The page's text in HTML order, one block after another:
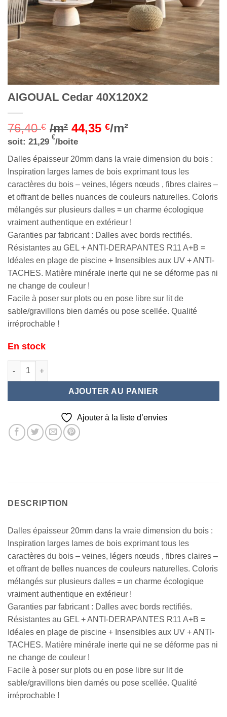
AIGOUAL Cedar 40X120X2
76,40€ /m² 44,35€/m²
soit: 21,29 €/boite
Dalles épaisseur 20mm dans la vraie dimension du bois :
Inspiration larges lames de bois exprimant tous les
caractères du bois – veines, légers nœuds , fibres claires –
et offrant de belles nuances de couleurs naturelles. Coloris
mélangés sur plusieurs dalles = un charme écologique
vraiment authentique en extérieur !
Garanties par fabricant : Dalles avec bords rectifiés.
Résistantes au GEL + ANTI-DERAPANTES R11 A+B =
Idéales en plage de piscine + Insensibles aux UV + ANTI-
TACHES. Matière minérale inerte qui ne se déforme pas ni
ne change de couleur !
Facile à poser sur plots ou en pose libre sur lit de
sable/gravillons bien damés ou pose scellée. Qualité
irréprochable !
En stock
quantité de AIGOUAL Cedar 40X120X2
AJOUTER AU PANIER
Ajouter à la liste d’envies
DESCRIPTION
Dalles épaisseur 20mm dans la vraie dimension du bois :
Inspiration larges lames de bois exprimant tous les
caractères du bois – veines, légers nœuds , fibres claires –
et offrant de belles nuances de couleurs naturelles. Coloris
mélangés sur plusieurs dalles = un charme écologique
vraiment authentique en extérieur !
Garanties par fabricant : Dalles avec bords rectifiés.
Résistantes au GEL + ANTI-DERAPANTES R11 A+B =
Idéales en plage de piscine + Insensibles aux UV + ANTI-
TACHES. Matière minérale inerte qui ne se déforme pas ni
ne change de couleur !
Facile à poser sur plots ou en pose libre sur lit de
sable/gravillons bien damés ou pose scellée. Qualité
irréprochable !